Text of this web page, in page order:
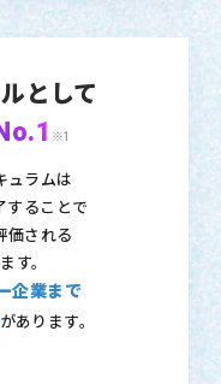
として
※1
ュラムは
することで
価される
す。
企業まで
があります。